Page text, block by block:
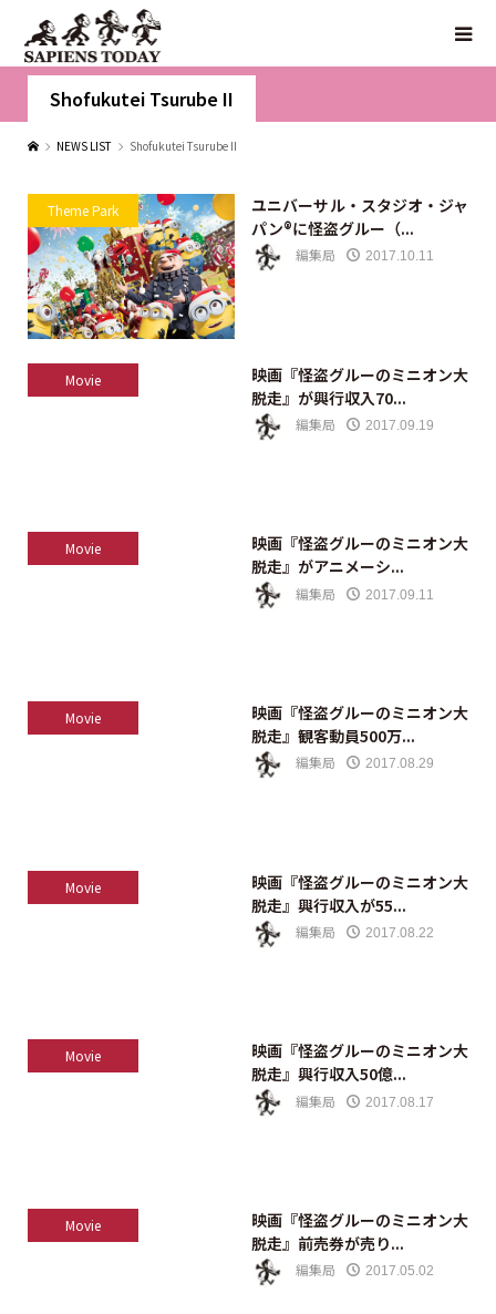
Shofukutei Tsurube II
NEWS LIST Shofukutei Tsurube II
Theme Park
ユニバーサル・スタジオ・ジャ
パン®に怪盗グルー（...
編集局 2017.10.11
Movie
映画『怪盗グルーのミニオン大
脱走』が興行収入70...
編集局 2017.09.19
Movie
映画『怪盗グルーのミニオン大
脱走』がアニメーシ...
編集局 2017.09.11
Movie
映画『怪盗グルーのミニオン大
脱走』観客動員500万...
編集局 2017.08.29
Movie
映画『怪盗グルーのミニオン大
脱走』興行収入が55...
編集局 2017.08.22
Movie
映画『怪盗グルーのミニオン大
脱走』興行収入50億...
編集局 2017.08.17
Movie
映画『怪盗グルーのミニオン大
脱走』前売券が売り...
編集局 2017.05.02